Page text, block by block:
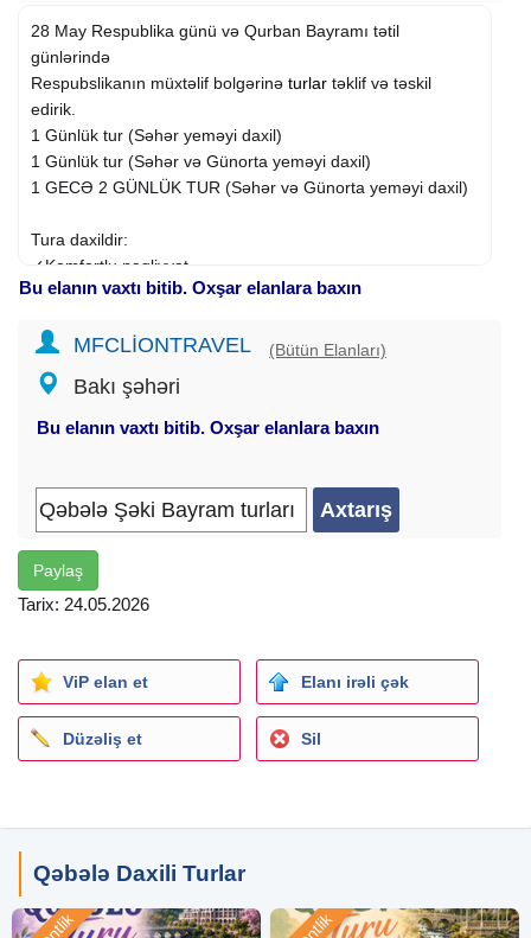
28 May Respublika günü və Qurban Bayramı tətil
günlərində
Respubslikanın müxtəlif bolgərinə turlar təklif və təskil
edirik.
1 Günlük tur (Səhər yeməyi daxil)
1 Günlük tur (Səhər və Günorta yeməyi daxil)
1 GECƏ 2 GÜNLÜK TUR (Səhər və Günorta yeməyi daxil)
Tura daxildir:
✓Komfortlu nəqliyyat
✓Oteldə gecələmə 4*, 5*
✓Nahar yeməyi
✓Çay süfrəsi
✓Ekskursiya məkanlarına çatdırılma
Bizimlə səyahətiniz daha da maraqlı olacaq!
Bizə zəng edin və yazın:
Mərkəzinin arxası)
Bu elanın vaxtı bitib. Oxşar elanlara baxın
MFCLİONTRAVEL (Bütün Elanları)
Bakı şəhəri
Bu elanın vaxtı bitib. Oxşar elanlara baxın
Paylaş
Tarix: 24.05.2026
ViP elan et Elanı irəli çək
Düzəliş et Sil
Qəbələ Daxili Turlar